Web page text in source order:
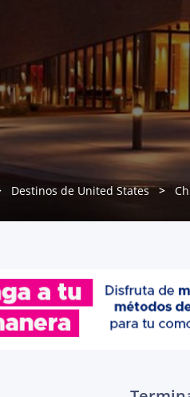
Destinos de United States